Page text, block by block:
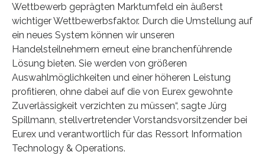
Wettbewerb geprägten Marktumfeld ein äußerst
wichtiger Wettbewerbsfaktor. Durch die Umstellung auf
ein neues System können wir unseren
Handelsteilnehmern erneut eine branchenführende
Lösung bieten. Sie werden von größeren
Auswahlmöglichkeiten und einer höheren Leistung
profitieren, ohne dabei auf die von Eurex gewohnte
Zuverlässigkeit verzichten zu müssen“, sagte Jürg
Spillmann, stellvertretender Vorstandsvorsitzender bei
Eurex und verantwortlich für das Ressort Information
Technology & Operations.